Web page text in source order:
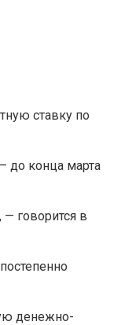
ставку по
до конца марта
говорится в
денежно-